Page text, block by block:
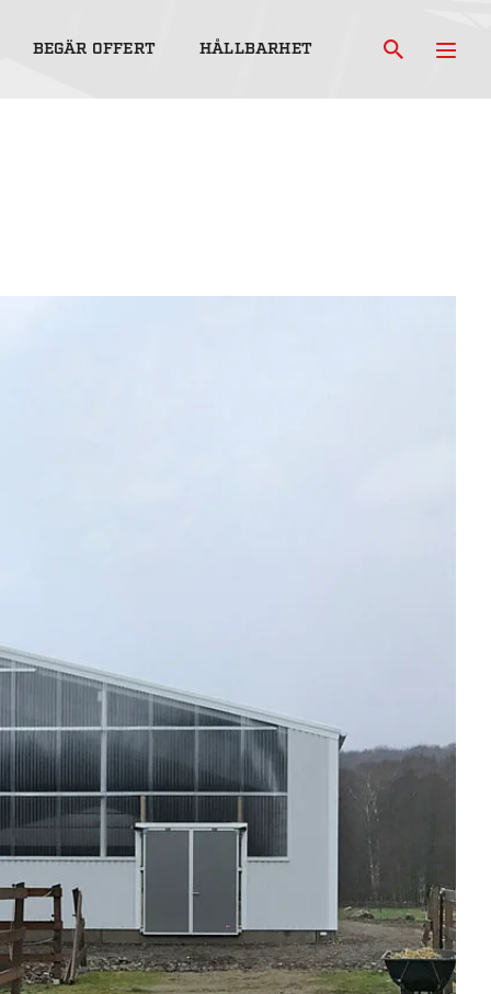
BEGÄR OFFERT HÅLLBARHET